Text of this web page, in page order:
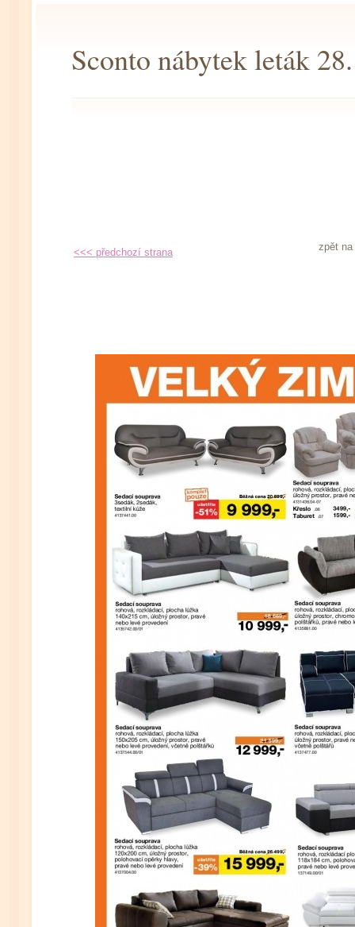
Sconto nábytek leták
<<< předchozí strana zpět na